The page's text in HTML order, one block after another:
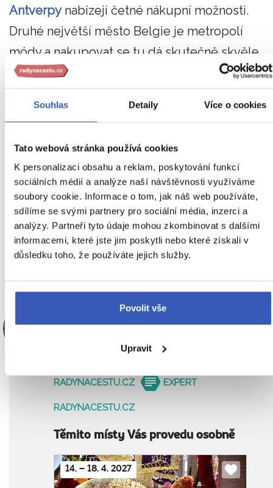
Souhlas Detaily Více o cookies
Tato webová stránka používá cookies
K personalizaci obsahu a reklam, poskytování funkcí
sociálních médií a analýze naší návštěvnosti využíváme
soubory cookie. Informace o tom, jak náš web používáte,
sdílíme se svými partnery pro sociální média, inzerci a
analýzy. Partneři tyto údaje mohou zkombinovat s dalšími
informacemi, které jste jim poskytli nebo které získali v
důsledku toho, že používáte jejich služby.
Povolit vše
Upravit
Antverpynabízejí četné nákupní možnosti.
Druhé největší město Belgie je metropolí
módy a nakupovat se tu dá skutečně skvěle.
Na hlavní nákupní zóně Meir najdete desítky
obchodů všech druhůa budete tak moci
sehnat originální dárky, které potěší vaše
Až budete mít nákupů dost, můžete se vydat
do nádherného historického centra města, kde
vás čekajíadventní trhy hned na čtyřech
místech! Užijte si předvánoční atmosféru
v Belgii, třeba během našeho adventního
RADYNACESTU.CZ EXPERT
RADYNACESTU.CZ
Těmito místy Vás provedu osobně
14. – 18. 4. 2027
Do